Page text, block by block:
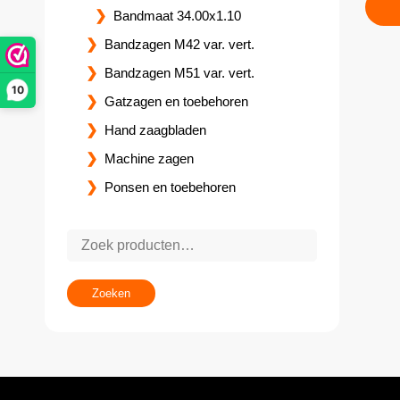
10
Bandmaat 34.00x1.10
Bandzagen M42 var. vert.
Bandzagen M51 var. vert.
Gatzagen en toebehoren
Hand zaagbladen
Machine zagen
Ponsen en toebehoren
Zoeken